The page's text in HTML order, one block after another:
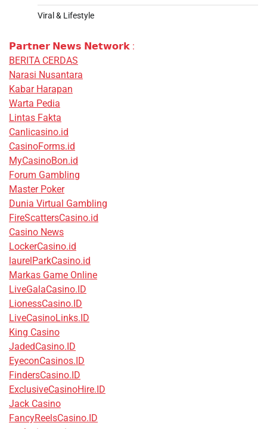
Viral & Lifestyle
𝗣𝗮𝗿𝘁𝗻𝗲𝗿 𝗡𝗲𝘄𝘀 𝗡𝗲𝘁𝘄𝗼𝗿𝗸 :
BERITA CERDAS
Narasi Nusantara
Kabar Harapan
Warta Pedia
Lintas Fakta
Canlicasino.id
CasinoForms.id
MyCasinoBon.id
Forum Gambling
Master Poker
Dunia Virtual Gambling
FireScattersCasino.id
Casino News
LockerCasino.id
laurelParkCasino.id
Markas Game Online
LiveGalaCasino.ID
LionessCasino.ID
LiveCasinoLinks.ID
King Casino
JadedCasino.ID
EyeconCasinos.ID
FindersCasino.ID
ExclusiveCasinoHire.ID
Jack Casino
FancyReelsCasino.ID